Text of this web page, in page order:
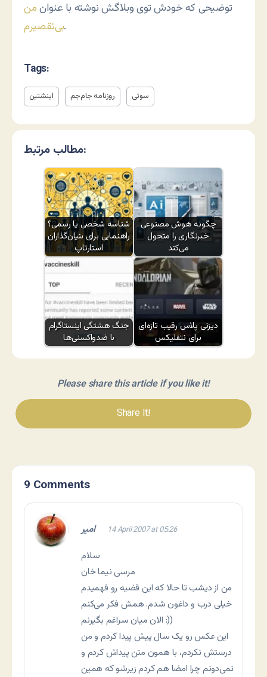
توضیحی که خودش توی وبلاگش نوشته با عنوانمن
بی‌تقصیرم.
Tags:
اینشتین روزنامه جام‌جم سوتی
مطالب مرتبط:
شناسه شخصی یا رسمی؟
راهنمایی برای بنیان‌گذاران
استارتاپ
چگونه هوش مصنوعی
خبرنگاری را متحول
می‌کند
جنگ هشتگی اینستاگرام
با ضدواکسنی‌ها
دیزنی پلاس رقیب تازه‌ای
برای نتفلیکس
Please share this article if you like it!
Share It!
9 Comments
امير 14 April 2007 at 05:26
سلام
مرسی نیما خان
من از دیشب تا حالا که این قضیه رو فهمیدم
خیلی درب و داغون شدم. همش فکر می‌كنم
الان میان سراغم بگیرنم :))
این عکس رو یک سال پیش پیدا کردم و من
درستش نکردم، با همون متن پیداش کردم و
نمی‌دونم چرا امضا هم کردم زیرشو که همین